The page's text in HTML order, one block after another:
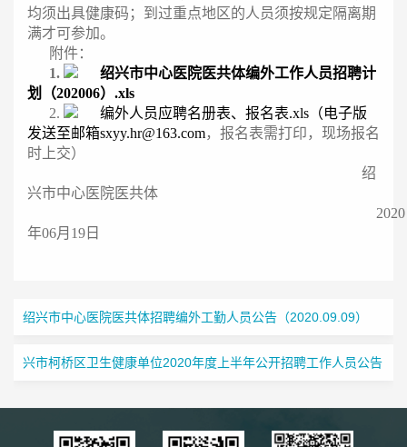
均须出具健康码；到过重点地区的人员须按规定隔离期
满才可参加。
附件：
1.
绍兴市中心医院医共体编外工作人员招聘计
划（202006）.xls
2.
编外人员应聘名册表、报名表.xls （电子版
发送至邮箱sxyy.hr@163.com，报名表需打印，现场报名
时上交）
绍
兴市中心医院医共体
2020
年06月19日
绍兴市中心医院医共体招聘编外工勤人员公告（2020.09.09）
兴市柯桥区卫生健康单位2020年度上半年公开招聘工作人员公告